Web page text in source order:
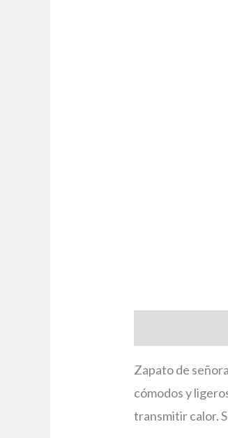
Zapato de
cómodos y
transmitir calor.